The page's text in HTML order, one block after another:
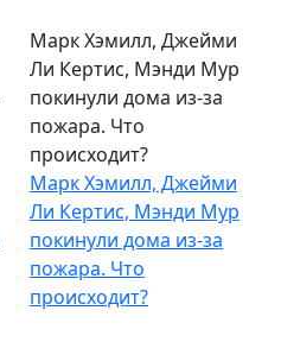
Марк Хэмилл, Джейми
Ли Кертис, Мэнди Мур
покинули дома из-за
пожара. Что
происходит?
Марк Хэмилл, Джейми
Ли Кертис, Мэнди Мур
покинули дома из-за
пожара. Что
происходит?